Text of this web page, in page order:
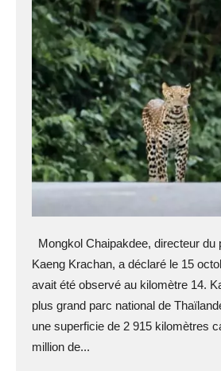
Mongkol Chaipakdee, directeur du
Kaeng Krachan, a déclaré le 15
avait été observé au kilomètre 14.
plus grand parc national de
une superficie de 2 915 kilomètres
million de...